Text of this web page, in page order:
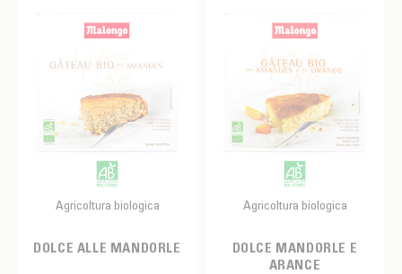
Agricoltura biologica
DOLCE ALLE MANDORLE
Agricoltura biologica
DOLCE MANDORLE E
ARANCE